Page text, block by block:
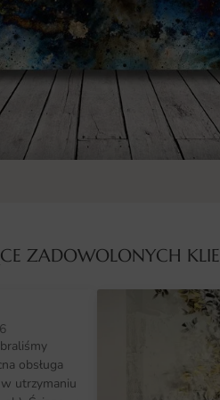
ZADOWOLONYCH
obsługa
utrzymaniu